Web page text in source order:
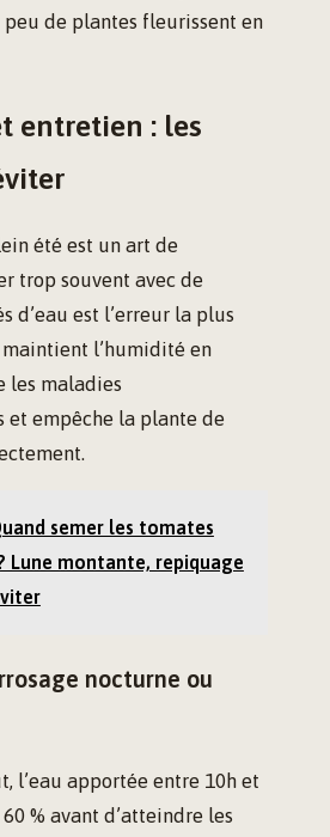
peu de plantes fleurissent en
entretien : les
été est un art de
trop souvent avec de
d’eau est l’erreur la plus
l’humidité en
les maladies
et empêche la plante de
semer les tomates
Lune montante, repiquage
nocturne ou
l’eau apportée entre 10h et
60 % avant d’atteindre les